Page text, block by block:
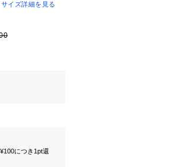
サイズ詳細を見る
につき1pt還